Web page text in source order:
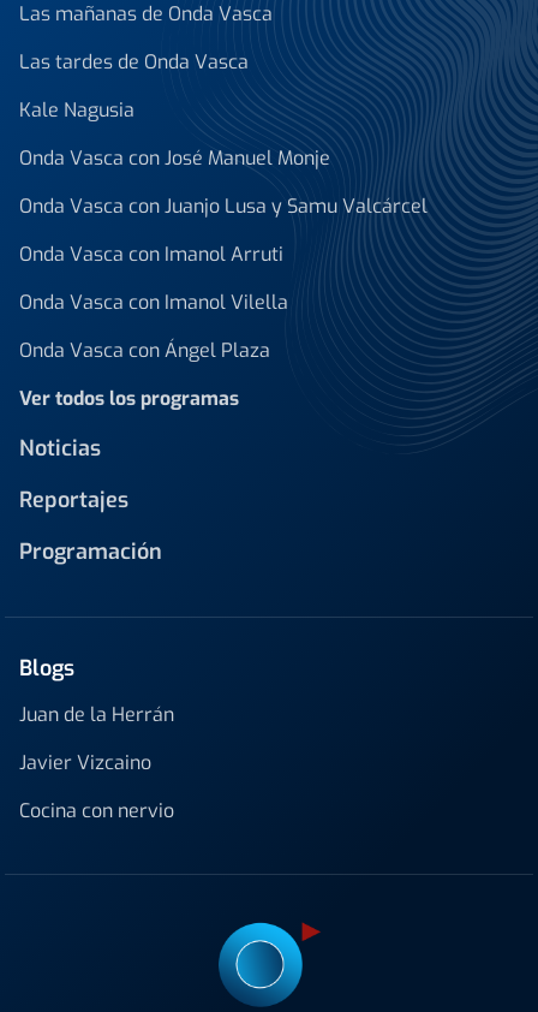
Las mañanas de Onda Vasca
Las tardes de Onda Vasca
Kale Nagusia
Onda Vasca con José Manuel Monje
Onda Vasca con Juanjo Lusa y Samu Valcárcel
Onda Vasca con Imanol Arruti
Onda Vasca con Imanol Vilella
Onda Vasca con Ángel Plaza
Ver todos los programas
Noticias
Reportajes
Programación
Blogs
Juan de la Herrán
Javier Vizcaino
Cocina con nervio